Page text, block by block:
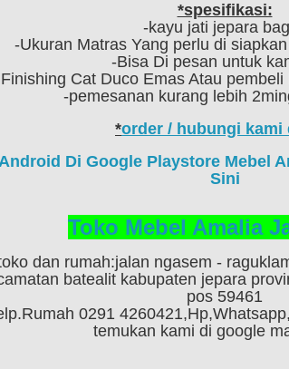
*spesifikasi:
-kayu jati jepara
-Ukuran Matras Yang perlu di
-Bisa Di pesan untuk
Cat Duco Emas Atau
-pemesanan kurang lebih
*order / hubungi kami
Di Google Playstore Mebel
Sini
Toko Mebel Amalia
dan rumah:jalan ngasem -
batealit kabupaten jepara
pos 59461
0291
temukan kami di google